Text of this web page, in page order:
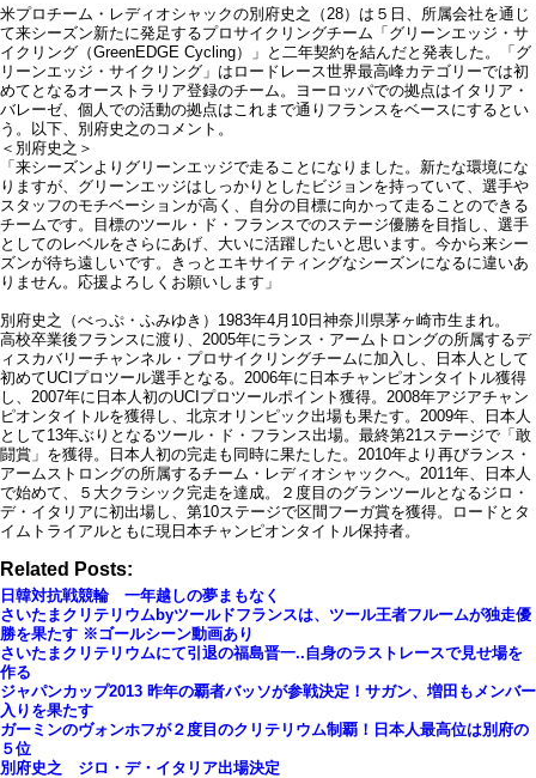
米プロチーム・レディオシャックの別府史之（28）は５日、所属会社を通じ
て来シーズン新たに発足するプロサイクリングチーム「グリーンエッジ・サ
イクリング（GreenEDGE Cycling）」と二年契約を結んだと発表した。「グ
リーンエッジ・サイクリング」はロードレース世界最高峰カテゴリーでは初
めてとなるオーストラリア登録のチーム。ヨーロッパでの拠点はイタリア・
バレーゼ、個人での活動の拠点はこれまで通りフランスをベースにするとい
う。以下、別府史之のコメント。
＜別府史之＞
「来シーズンよりグリーンエッジで走ることになりました。新たな環境にな
りますが、グリーンエッジはしっかりとしたビジョンを持っていて、選手や
スタッフのモチベーションが高く、自分の目標に向かって走ることのできる
チームです。目標のツール・ド・フランスでのステージ優勝を目指し、選手
としてのレベルをさらにあげ、大いに活躍したいと思います。今から来シー
ズンが待ち遠しいです。きっとエキサイティングなシーズンになるに違いあ
りません。応援よろしくお願いします」
別府史之（べっぷ・ふみゆき）1983年4月10日神奈川県茅ヶ崎市生まれ。
高校卒業後フランスに渡り、2005年にランス・アームトロングの所属するデ
ィスカバリーチャンネル・プロサイクリングチームに加入し、日本人として
初めてUCIプロツール選手となる。2006年に日本チャンピオンタイトル獲得
し、2007年に日本人初のUCIプロツールポイント獲得。2008年アジアチャン
ピオンタイトルを獲得し、北京オリンピック出場も果たす。2009年、日本人
として13年ぶりとなるツール・ド・フランス出場。最終第21ステージで「敢
闘賞」を獲得。日本人初の完走も同時に果たした。2010年より再びランス・
アームストロングの所属するチーム・レディオシャックへ。2011年、日本人
で始めて、５大クラシック完走を達成。２度目のグランツールとなるジロ・
デ・イタリアに初出場し、第10ステージで区間フーガ賞を獲得。ロードとタ
イムトライアルともに現日本チャンピオンタイトル保持者。
Related Posts:
日韓対抗戦競輪 一年越しの夢まもなく
さいたまクリテリウムbyツールドフランスは、ツール王者フルームが独走優
勝を果たす ※ゴールシーン動画あり
さいたまクリテリウムにて引退の福島晋一..自身のラストレースで見せ場を
作る
ジャパンカップ2013 昨年の覇者バッソが参戦決定！サガン、増田もメンバー
入りを果たす
ガーミンのヴォンホフが２度目のクリテリウム制覇！日本人最高位は別府の
５位
別府史之 ジロ・デ・イタリア出場決定